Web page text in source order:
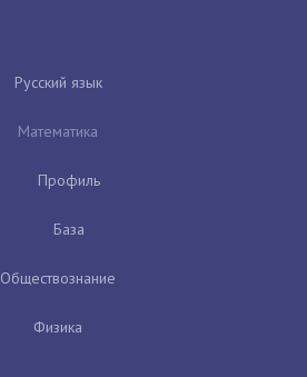
Русский язык
Математика
Профиль
База
Обществознание
Физика